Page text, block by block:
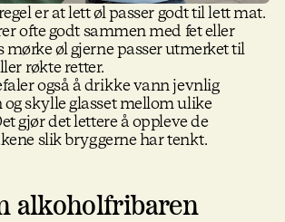
er at lett øl passer godt til lett mat.
ofte godt sammen med fet eller
mørke øl gjerne passer utmerket til
røkte retter.
også å drikke vann jevnlig
skylle glasset mellom ulike
gjør det lettere å oppleve de
slik bryggerne har tenkt.
alkoholfribaren